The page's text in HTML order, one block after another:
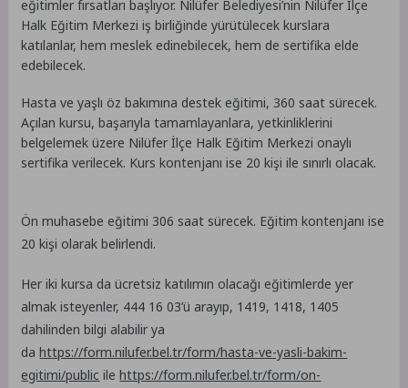
eğitimler fırsatları başlıyor. Nilüfer Belediyesi’nin Nilüfer İlçe
Halk Eğitim Merkezi iş birliğinde yürütülecek kurslara
katılanlar, hem meslek edinebilecek, hem de sertifika elde
edebilecek.
Hasta ve yaşlı öz bakımına destek eğitimi, 360 saat sürecek.
Açılan kursu, başarıyla tamamlayanlara, yetkinliklerini
belgelemek üzere Nilüfer İlçe Halk Eğitim Merkezi onaylı
sertifika verilecek. Kurs kontenjanı ise 20 kişi ile sınırlı olacak.
Ön muhasebe eğitimi 306 saat sürecek. Eğitim kontenjanı ise
20 kişi olarak belirlendi.
Her iki kursa da ücretsiz katılımın olacağı eğitimlerde yer
almak isteyenler, 444 16 03’ü arayıp, 1419, 1418, 1405
dahilinden bilgi alabilir ya
dahttps://form.nilufer.bel.tr/form/hasta-ve-yasli-bakim-
egitimi/public ilehttps://form.nilufer.bel.tr/form/on-